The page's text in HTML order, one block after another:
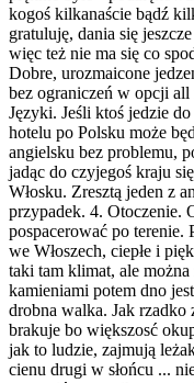
kogoś kilkanaście bądź
gratuluję, dania się
więc też nie ma się co
Dobre, urozmaicone
bez ograniczeń w opcji all
Języki. Jeśli ktoś jedzie
hotelu po Polsku może
angielsku bez problemu,
jadąc do czyjegoś kraju
Włosku. Zresztą jeden z
przypadek. 4. Otoczenie.
pospacerować po terenie.
we Włoszech, ciepłe i
taki tam klimat, ale
kamieniami potem dno
drobna walka. Jak
brakuje bo większosć
jak to ludzie, zajmują
cienu drugi w słońcu ...